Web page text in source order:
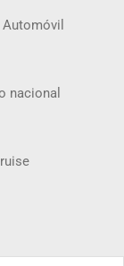
nacional